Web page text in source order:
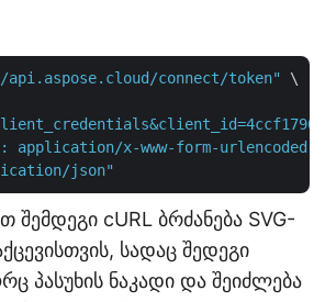
connect/token"
\
application/x-www-form-urlencoded"
json"
შემდეგი cURL ბრძანება SVG-
სადაც შედეგი
პასუხის ნაკადი და შეიძლება